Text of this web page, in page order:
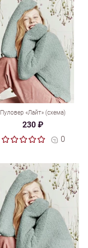
Пуловер «Лайт» (схема)
230 ₽
0